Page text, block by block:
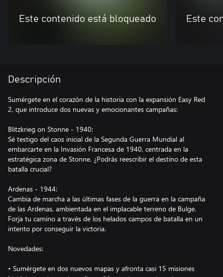
Este contenido está bloqueado Este
Descripción
Sumérgete en el corazón de la historia con la expansión Easy Red
2, que introduce dos nuevas y emocionantes campañas:
Blitzkrieg on Stonne - 1940:
Sé testigo del caos inicial de la Segunda Guerra Mundial al
embarcarte en la Invasión Francesa de 1940, centrada en la
estratégica zona de Stonne. ¿Podrás reescribir el destino de esta
batalla crucial?
Ardenas - 1944:
Cambia de marcha a las últimas fases de la guerra en la campaña
de las Ardenas, ambientada en el implacable terreno de Bulge.
Forja tu camino a través de los helados campos de batalla en un
intento por conseguir la victoria.
Novedades:
• Sumérgete en dos nuevos mapas y afronta casi 15 misiones